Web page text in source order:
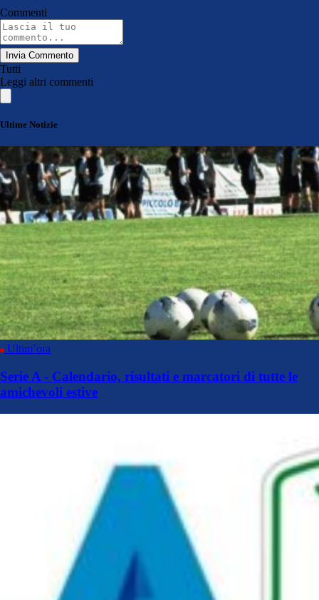
Commenti
Invia Commento
Tutti
Leggi altri commenti
Ultime Notizie
Ultim’ora
Serie A - Calendario, risultati e marcatori di tutte le
amichevoli estive